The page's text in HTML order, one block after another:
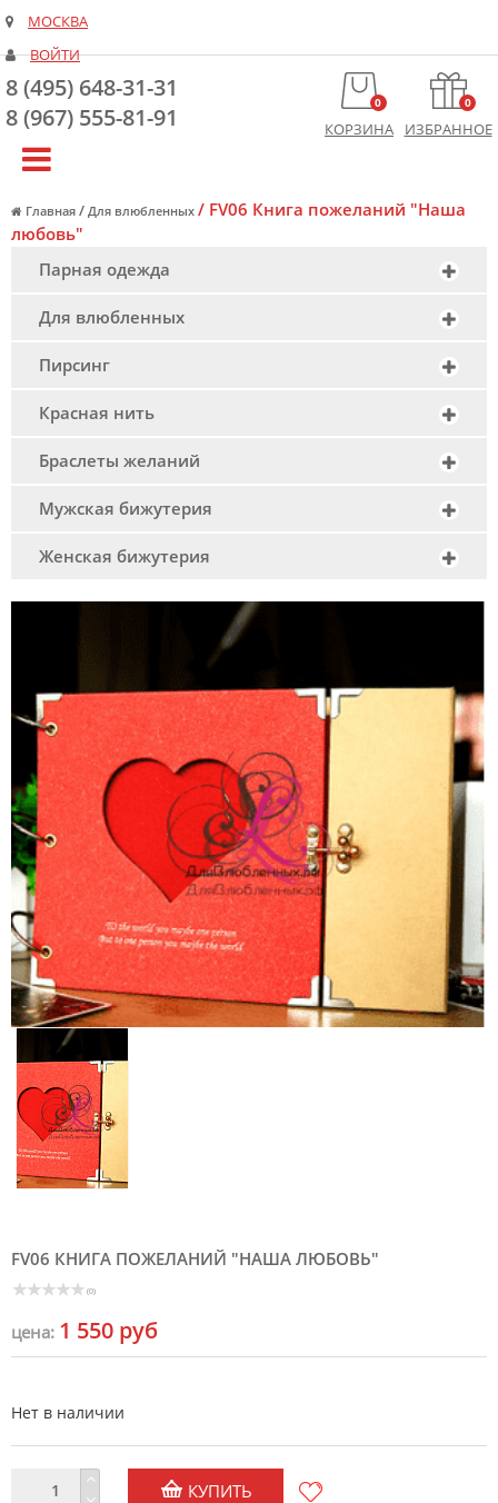
МОСКВА
ВОЙТИ
8 (495) 648-31-31
8 (967) 555-81-91
0
КОРЗИНА
0
ИЗБРАННОЕ
Главная / Для влюбленных / FV06 Книга пожеланий "Наша
любовь"
Парная одежда
Для влюбленных
Пирсинг
Красная нить
Браслеты желаний
Мужская бижутерия
Женская бижутерия
FV06 КНИГА ПОЖЕЛАНИЙ "НАША ЛЮБОВЬ"
(0)
цена: 1 550 руб
Нет в наличии
КУПИТЬ